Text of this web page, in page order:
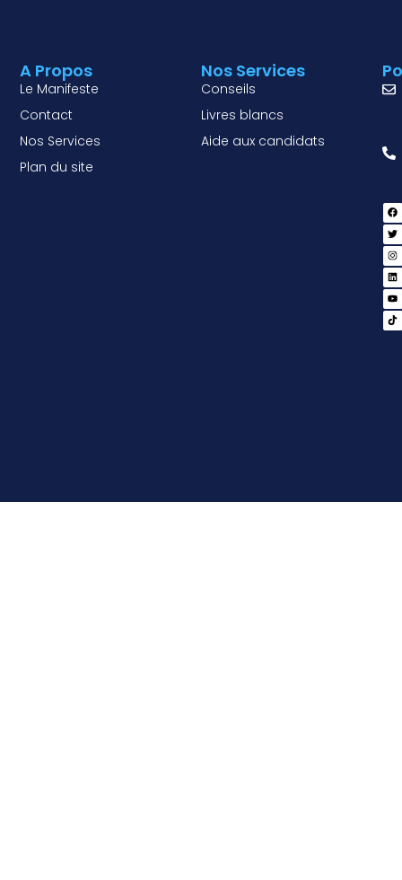
Nos Services
Conseils
Livres blancs
Aide aux candidats
A Propos
Le Manifeste
Contact
Nos Services
Plan du site